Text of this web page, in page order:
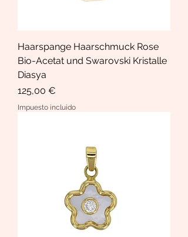
Haarspange Haarschmuck Rose
Bio-Acetat und Swarovski Kristalle
Diasya
Precio
125,00 €
Impuesto incluido